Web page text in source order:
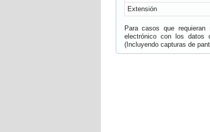
Extensión
Para casos que
electrónico con los datos
(Incluyendo capturas de